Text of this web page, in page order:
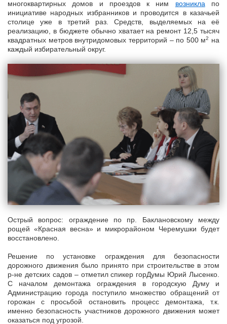
многоквартирных домов и проездов к ним возниклапо
инициативе народных избранников и проводится в казачьей
столице уже в третий раз. Средств, выделяемых на её
реализацию, в бюджете обычно хватает на ремонт 12,5 тысяч
квадратных метров внутридомовых территорий – по 500 м2
на
каждый избирательный округ.
Острый вопрос: ограждение по пр. Баклановскому между
рощей «Красная весна» и микрорайоном Черемушки будет
восстановлено.
Решение по установке ограждения для безопасности
дорожного движения было принято при строительстве в этом
р-не детских садов – отметил спикер горДумы Юрий Лысенко.
С началом демонтажа ограждения в городскую Думу и
Администрацию города поступило множество обращений от
горожан с просьбой остановить процесс демонтажа, т.к.
именно безопасность участников дорожного движения может
оказаться под угрозой.